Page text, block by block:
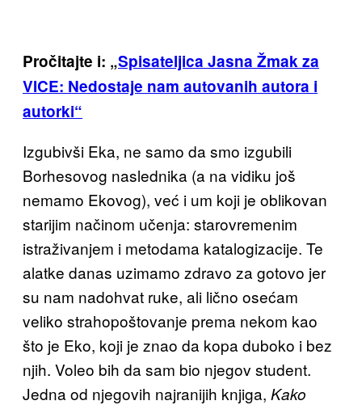
Pročitajte i: „Spisateljica Jasna Žmak za
VICE: Nedostaje nam autovanih autora i
autorki“
Izgubivši Eka, ne samo da smo izgubili
Borhesovog naslednika (a na vidiku još
nemamo Ekovog), već i um koji je oblikovan
starijim načinom učenja: starovremenim
istraživanjem i metodama katalogizacije. Te
alatke danas uzimamo zdravo za gotovo jer
su nam nadohvat ruke, ali lično osećam
veliko strahopoštovanje prema nekom kao
što je Eko, koji je znao da kopa duboko i bez
njih. Voleo bih da sam bio njegov student.
Jedna od njegovih najranijih knjiga, Kako